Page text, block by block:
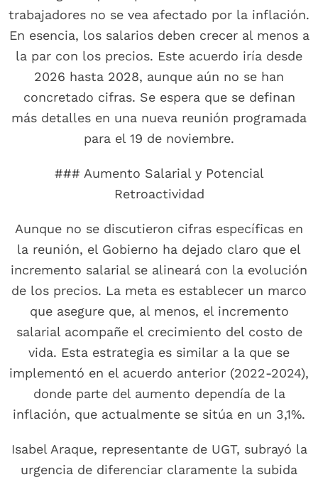
trabajadores no se vea afectado por la inflación.
En esencia, los salarios deben crecer al menos a
la par con los precios. Este acuerdo iría desde
2026 hasta 2028, aunque aún no se han
concretado cifras. Se espera que se definan
más detalles en una nueva reunión programada
para el 19 de noviembre.
### Aumento Salarial y Potencial
Retroactividad
Aunque no se discutieron cifras específicas en
la reunión, el Gobierno ha dejado claro que el
incremento salarial se alineará con la evolución
de los precios. La meta es establecer un marco
que asegure que, al menos, el incremento
salarial acompañe el crecimiento del costo de
vida. Esta estrategia es similar a la que se
implementó en el acuerdo anterior (2022-2024),
donde parte del aumento dependía de la
inflación, que actualmente se sitúa en un 3,1%.
Isabel Araque, representante de UGT, subrayó la
urgencia de diferenciar claramente la subida